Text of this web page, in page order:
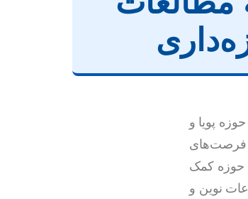
پویا و
و فرصت‌های
حوزه کمک
نوین و